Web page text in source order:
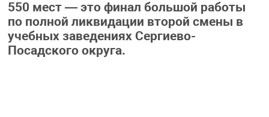
550 мест — это финал большой работы
по полной ликвидации второй смены в
учебных заведениях Сергиево-
Посадского округа.